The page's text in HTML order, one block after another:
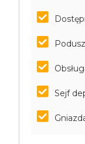
Sejf